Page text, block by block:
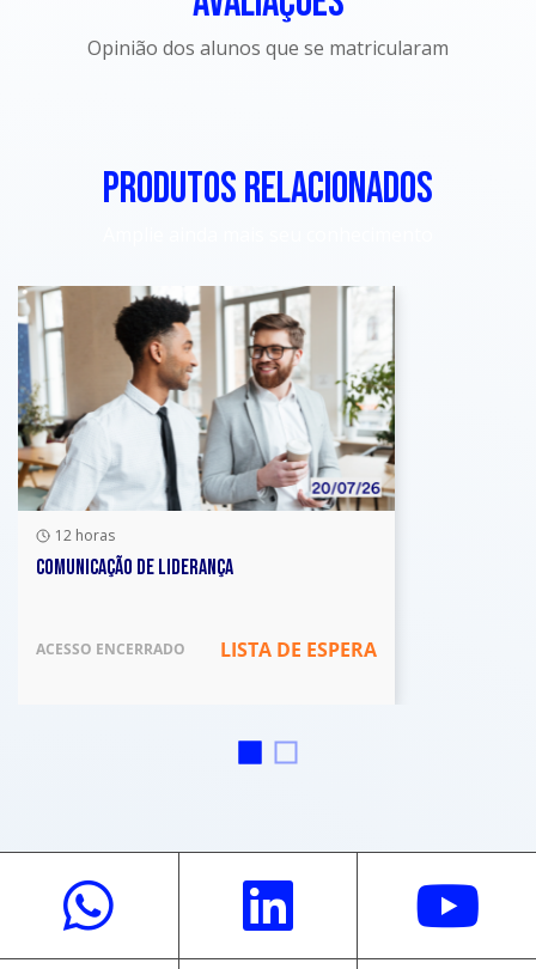
Opinião dos alunos que se matricularam
PRODUTOS RELACIONADOS
12 horas
COMUNICAÇÃO DE LIDERANÇA
ACESSO ENCERRADO LISTA DE ESPERA